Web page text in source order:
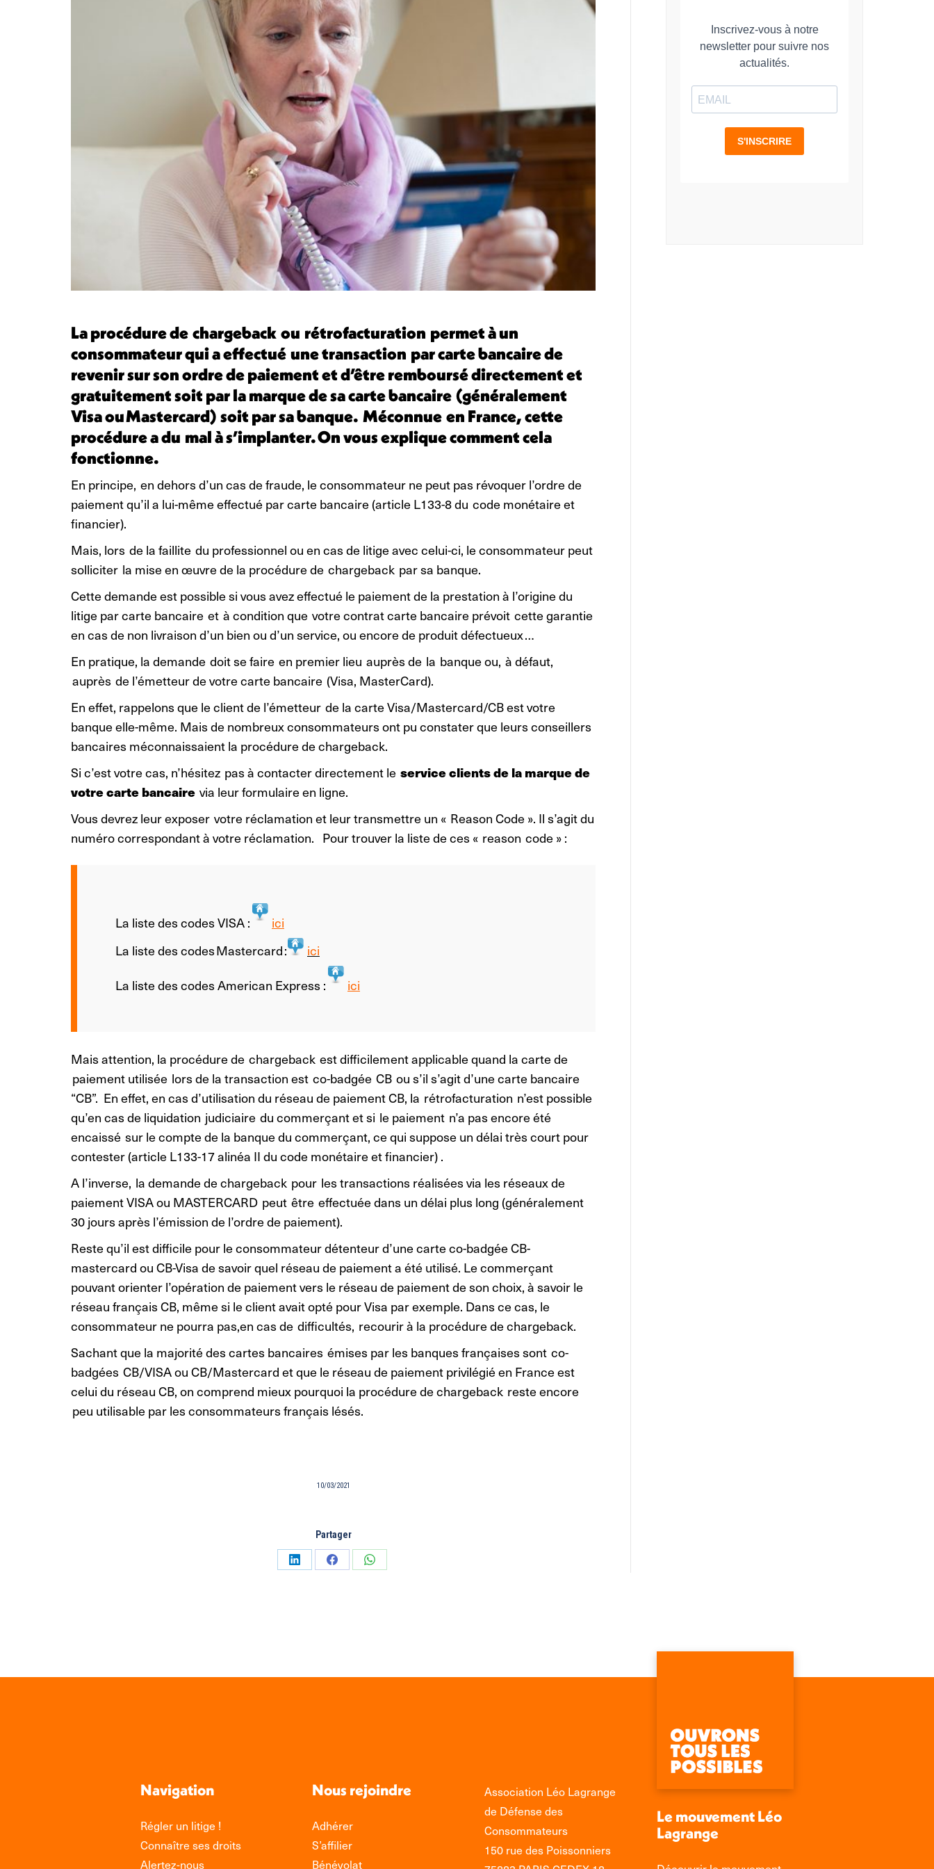
La procédure de chargeback ou rétrofacturation permet à un
consommateur qui a effectué une transaction par carte bancaire de
revenir sur son ordre de paiement et d’être remboursé directement et
gratuitement soit par la marque de sa carte bancaire (généralement
Visa ou Mastercard) soit par sa banque. Méconnue en France, cette
procédure a du mal à s’implanter. On vous explique comment cela
fonctionne.
En principe, en dehors d’un cas de fraude, le consommateur ne peut pas révoquer l’ordre de
paiement qu’il a lui-même effectué par carte bancaire (article L133-8 du code monétaire et
financier).
Mais, lors de la faillite du professionnel ou en cas de litige avec celui-ci, le consommateur peut
solliciter la mise en œuvre de la procédure de chargeback par sa banque.
Cette demande est possible si vous avez effectué le paiement de la prestation à l’origine du
litige par carte bancaire et à condition que votre contrat carte bancaire prévoit cette garantie
en cas de non livraison d’un bien ou d’un service, ou encore de produit défectueux …
En pratique, la demande doit se faire en premier lieu auprès de la banque ou, à défaut,
auprès de l’émetteur de votre carte bancaire (Visa, MasterCard).
En effet, rappelons que le client de l’émetteur de la carte Visa/Mastercard/CB est votre
banque elle-même. Mais de nombreux consommateurs ont pu constater que leurs conseillers
bancaires méconnaissaient la procédure de chargeback.
Si c’est votre cas, n’hésitez pas à contacter directement le service clients de la marque de
votre carte bancaire via leur formulaire en ligne.
Vous devrez leur exposer votre réclamation et leur transmettre un « Reason Code ». Il s’agit du
numéro correspondant à votre réclamation. Pour trouver la liste de ces « reason code » :
La liste des codes VISA :
ici
La liste des codes Mastercard:
ici
La liste des codes American Express :
ici
Mais attention, la procédure de chargeback est difficilement applicable quand la carte de
paiement utilisée lors de la transaction est co-badgée CB ou s’il s’agit d’une carte bancaire
“CB”. En effet, en cas d’utilisation du réseau de paiement CB, la rétrofacturation n’est possible
qu’en cas de liquidation judiciaire du commerçant et si le paiement n’a pas encore été
encaissé sur le compte de la banque du commerçant, ce qui suppose un délai très court pour
contester (article L133-17 alinéa II du code monétaire et financier) .
A l’inverse, la demande de chargeback pour les transactions réalisées via les réseaux de
paiement VISA ou MASTERCARD peut être effectuée dans un délai plus long (généralement
30 jours après l’émission de l’ordre de paiement).
Reste qu’il est difficile pour le consommateur détenteur d’une carte co-badgée CB-
mastercard ou CB-Visa de savoir quel réseau de paiement a été utilisé. Le commerçant
pouvant orienter l’opération de paiement vers le réseau de paiement de son choix, à savoir le
réseau français CB, même si le client avait opté pour Visa par exemple. Dans ce cas, le
consommateur ne pourra pas,en cas de difficultés, recourir à la procédure de chargeback.
Sachant que la majorité des cartes bancaires émises par les banques françaises sont co-
badgées CB/VISA ou CB/Mastercard et que le réseau de paiement privilégié en France est
celui du réseau CB, on comprend mieux pourquoi la procédure de chargeback reste encore
peu utilisable par les consommateurs français lésés.
10/03/2021
Partager
PartagerPartagerPartager
Navigation
Régler un litige !
Connaître ses droits
Alertez-nous
Nous rejoindre
Adhérer
S’affilier
Bénévolat
Association Léo Lagrange
de Défense des
Consommateurs
150 rue des Poissonniers
Le mouvement Léo
Lagrange